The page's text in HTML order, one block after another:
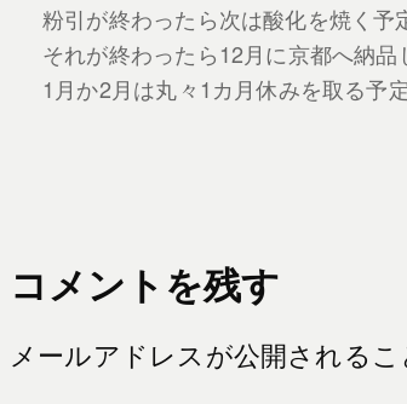
粉引が終わったら次は酸化を焼く予
それが終わったら12月に京都へ納
1月か2月は丸々1カ月休みを取る予
コメントを残す
メールアドレスが公開されるこ